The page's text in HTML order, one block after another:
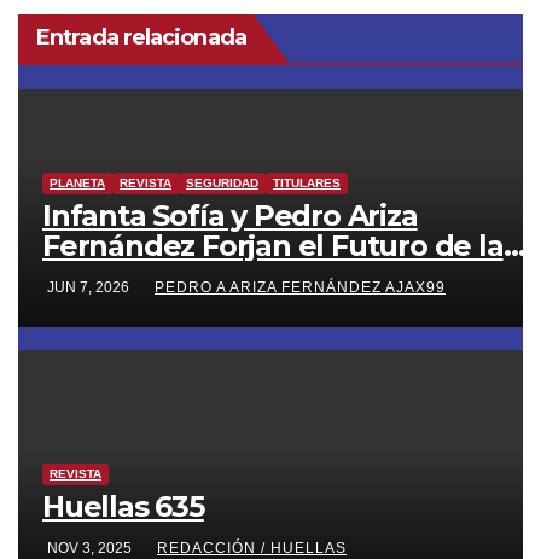
Entrada relacionada
PLANETA REVISTA SEGURIDAD TITULARES
Infanta Sofía y Pedro Ariza
Fernández Forjan el Futuro de la
Soberanía Real
JUN 7, 2026 PEDRO A ARIZA FERNÁNDEZ AJAX99
REVISTA
Huellas 635
NOV 3, 2025 REDACCIÓN / HUELLAS